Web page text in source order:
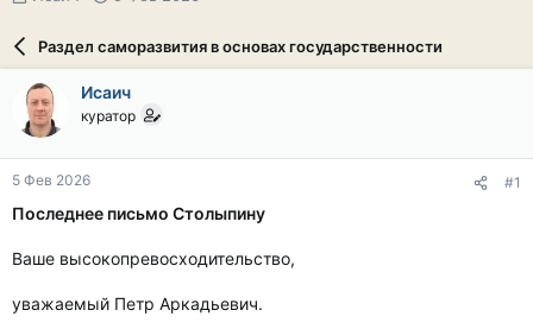
о
р
т
е
м
ы
а
а
ч
л
Раздел саморазвития в основах государственности
Исаич
куратор
5 Фев 2026 #1
Последнее письмо Столыпину
Ваше высокопревосходительство,
уважаемый Петр Аркадьевич.